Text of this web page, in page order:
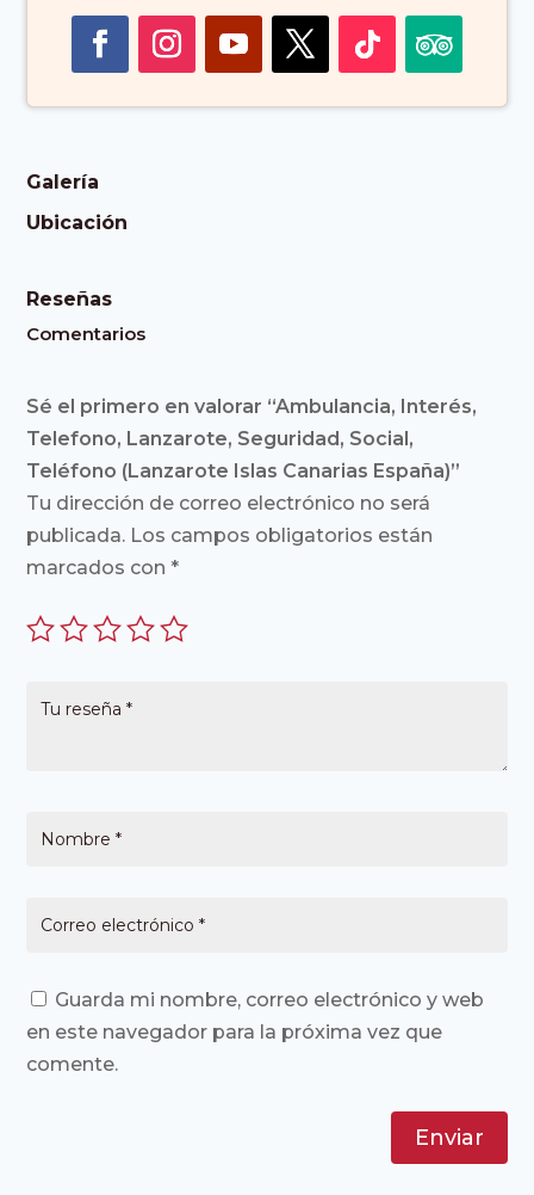
Galería
Ubicación
Reseñas
Comentarios
Sé el primero en valorar “Ambulancia, Interés,
Telefono, Lanzarote, Seguridad, Social,
Teléfono (Lanzarote Islas Canarias España)”
Tu dirección de correo electrónico no será
publicada. Los campos obligatorios están
marcados con*
Guarda mi nombre, correo electrónico y web
en este navegador para la próxima vez que
comente.
Enviar